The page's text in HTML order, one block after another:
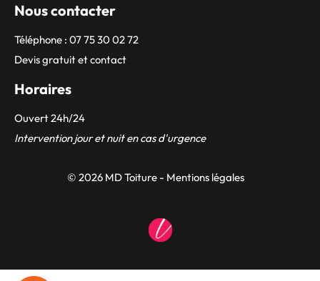
Nous contacter
Téléphone : 07 75 30 02 72
Devis gratuit et contact
Horaires
Ouvert 24h/24
Intervention jour et nuit en cas d'urgence
© 2026 MD Toiture - Mentions légales